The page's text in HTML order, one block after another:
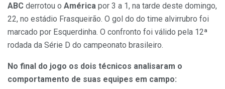
ABC derrotou o América por 3 a 1, na tarde deste domingo,
22, no estádio Frasqueirão. O gol do do time alvirrubro foi
marcado por Esquerdinha. O confronto foi válido pela 12ª
rodada da Série D do campeonato brasileiro.
No final do jogo os dois técnicos analisaram o
comportamento de suas equipes em campo: